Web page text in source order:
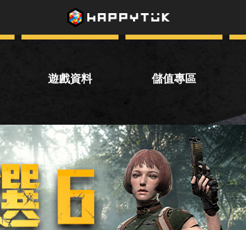
遊戲資料
下載遊戲
儲值專區
VIP儲值
轉點專區
兌換優惠券